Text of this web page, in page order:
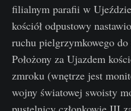
filialnym parafii w
kościół odpustowy
ruchu pielgrzymkowego do
Położony za Ujazdem
zmroku (wnętrze jest
wojny światowej swoisty